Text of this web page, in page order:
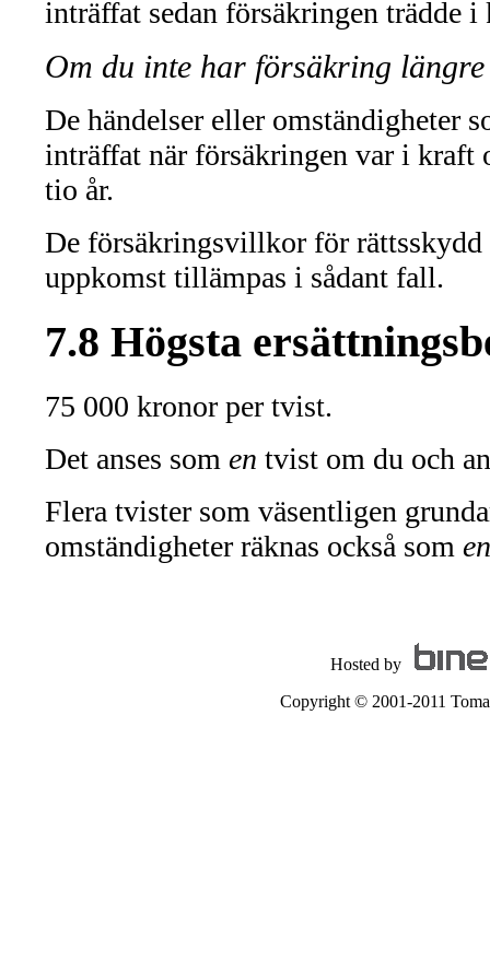
inträffat sedan försäkringen trädde i
Om du inte har försäkring
De händelser eller omständigheter
inträffat när försäkringen var i kraft
tio år.
De försäkringsvillkor för
uppkomst tillämpas i sådant fall.
7.8 Högsta
75 000 kronor per tvist.
Det anses som en tvist om du och
Flera tvister som väsentligen
omständigheter räknas också som
Hosted by
Copyright © 2001-2011